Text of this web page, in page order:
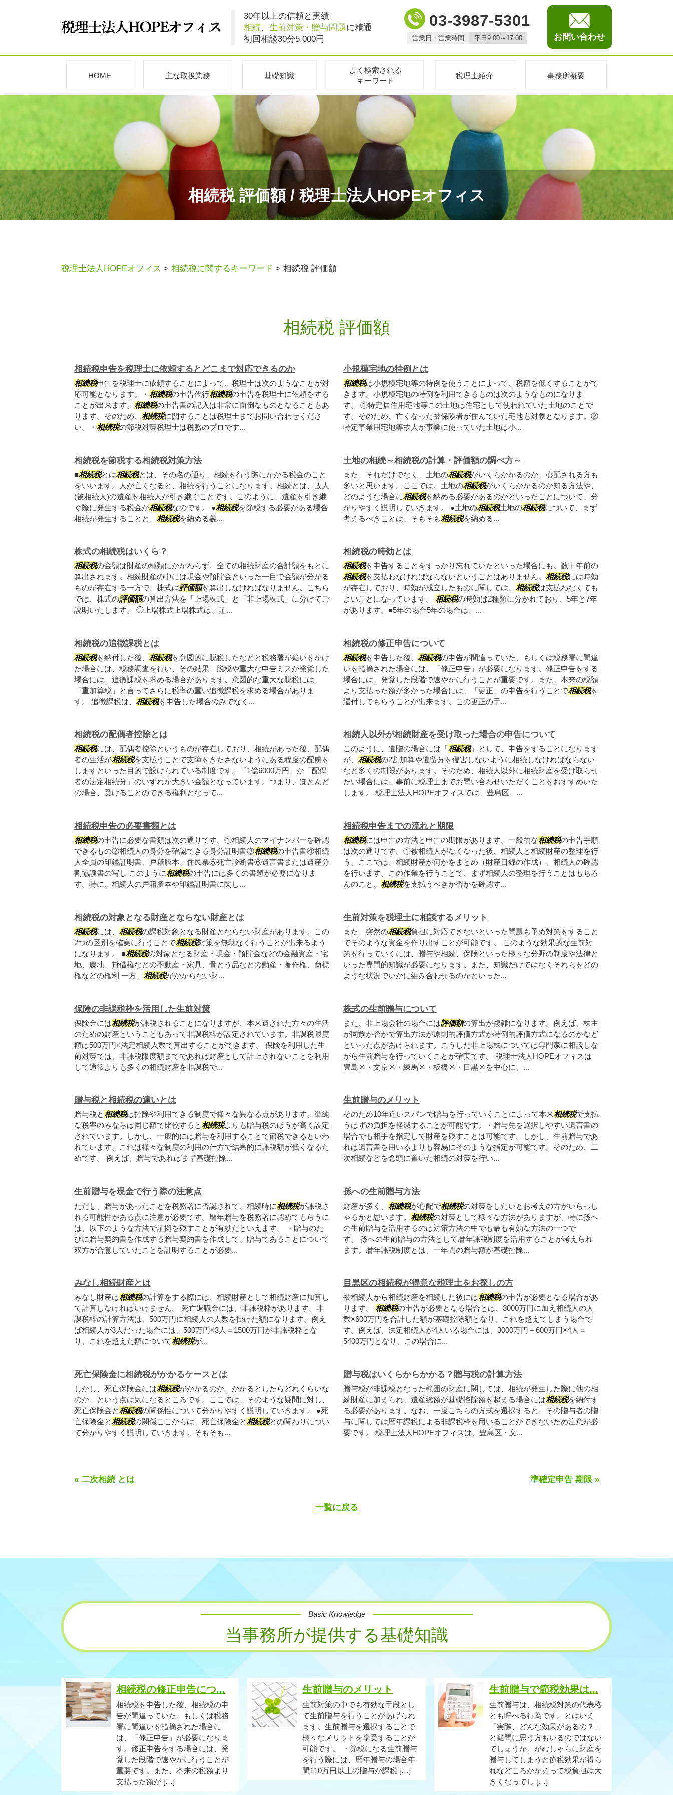
相続税 評価額 / 税理士法人HOPEオフィス
30年以上の信頼と実績
相続、 生前対策・贈与問題に精通
初回相談30分5,000円
03-3987-5301
営業日・営業時間 平日9:00～17:00 お問い合わせ
HOME 主な取扱業務 基礎知識
よく検索される
キーワード
税理士紹介 事務所概要
税理士法人HOPEオフィス > 相続税に関するキーワード > 相続税 評価額
相続税 評価額
相続税申告を税理士に依頼するとどこまで対応できるのか
相続税申告を税理士に依頼することによって、税理士は次のようなことが対
応可能となります。・ 相続税の申告代行相続税の申告を税理士に依頼をする
ことが出来ます。 相続税の申告書の記入は非常に面倒なものとなることもあ
ります。そのため、 相続税に関することは税理士までお問い合わせくださ
い。・ 相続税の節税対策税理士は税務のプロです...
小規模宅地の特例とは
相続税は小規模宅地等の特例を使うことによって、税額を低くすることがで
きます。小規模宅地の特例を利用できるものは次のようなものになりま
す。 ①特定居住用宅地等この土地は住宅として使われていた土地のことで
す。そのため、亡くなった被保険者が住んでいた宅地も対象となります。②
特定事業用宅地等故人が事業に使っていた土地は小...
相続税を節税する相続税対策方法
■相続税とは相続税とは、その名の通り、相続を行う際にかかる税金のこと
をいいます。人が亡くなると、相続を行うことになります。相続とは、故人
(被相続人)の遺産を相続人が引き継ぐことです。このように、遺産を引き継
ぐ際に発生する税金が相続税なのです。 ●相続税を節税する必要がある場合
相続が発生することと、 相続税を納める義...
土地の相続～相続税の計算・評価額の調べ方～
また、それだけでなく、土地の相続税がいくらかかるのか、心配される方も
多いと思います。ここでは、土地の相続税がいくらかかるのか知る方法や、
どのような場合に相続税を納める必要があるのかといったことについて、分
かりやすく説明していきます。 ●土地の相続税土地の相続税について、まず
考えるべきことは、そもそも相続税を納める...
株式の相続税はいくら？
相続税の金額は財産の種類にかかわらず、全ての相続財産の合計額をもとに
算出されます。相続財産の中には現金や預貯金といった一目で金額が分かる
ものが存在する一方で、株式は評価額を算出しなければなりません。こちら
では、株式の評価額の算出方法を「上場株式」と「非上場株式」に分けてご
説明いたします。 ◯上場株式上場株式は、証...
相続税の時効とは
相続税を申告することをすっかり忘れていたといった場合にも。数十年前の
相続税を支払わなければならないということはありません。 相続税には時効
が存在しており、時効が成立したものに関しては、 相続税は支払わなくても
よいことになっています。 相続税の時効は2種類に分かれており、5年と7年
があります。■5年の場合5年の場合は、...
相続税の追徴課税とは
相続税を納付した後、 相続税を意図的に脱税したなどと税務署が疑いをかけ
た場合には、税務調査を行い、その結果、脱税や重大な申告ミスが発覚した
場合には、追徴課税を求める場合があります。意図的な重大な脱税には、
「重加算税」と言ってさらに税率の重い追徴課税を求める場合がありま
す。 追徴課税は、 相続税を申告した場合のみでなく...
相続税の修正申告について
相続税を申告した後、 相続税の申告が間違っていた、もしくは税務署に間違
いを指摘された場合には、「修正申告」が必要になります。修正申告をする
場合には、発覚した段階で速やかに行うことが重要です。また、本来の税額
より支払った額が多かった場合には、「更正」の申告を行うことで相続税を
還付してもらうことが出来ます。この更正の手...
相続税の配偶者控除とは
相続税には、配偶者控除というものが存在しており、相続があった後、配偶
者の生活が相続税を支払うことで支障をきたさないようにある程度の配慮を
しますといった目的で設けられている制度です。「1億6000万円」か「配偶
者の法定相続分」のいずれか大きい金額となっています。つまり、ほとんど
の場合、受けることのできる権利となって...
相続人以外が相続財産を受け取った場合の申告について
このように、遺贈の場合には「相続税」として、申告をすることになります
が、 相続税の2割加算や遺留分を侵害しないように相続しなければならない
など多くの制限があります。そのため、相続人以外に相続財産を受け取らせ
たい場合には、事前に税理士までお問い合わせいただくことをおすすめいた
します。 税理士法人HOPEオフィスでは、豊島区、...
相続税申告の必要書類とは
相続税の申告に必要な書類は次の通りです。①相続人のマイナンバーを確認
できるもの②相続人の身分を確認できる身分証明書③相続税の申告書④相続
人全員の印鑑証明書、戸籍謄本、住民票⑤死亡診断書⑥遺言書または遺産分
割協議書の写し このように相続税の申告には多くの書類が必要になりま
す。特に、相続人の戸籍謄本や印鑑証明書に関し...
相続税申告までの流れと期限
相続税には申告の方法と申告の期限があります。一般的な相続税の申告手順
は次の通りです。①被相続人がなくなった後、相続人と相続財産の整理を行
う。ここでは、相続財産が何かをまとめ（財産目録の作成）、相続人の確認
を行います。この作業を行うことで、まず相続人の整理を行うことはもちろ
んのこと、 相続税を支払うべきか否かを確認す...
相続税の対象となる財産とならない財産とは
相続税には、 相続税の課税対象となる財産とならない財産があります。この
2つの区別を確実に行うことで相続税対策を無駄なく行うことが出来るよう
になります。 ■相続税の対象となる財産・現金・預貯金などの金融資産・宅
地、農地、貸借権などの不動産・家具、骨とう品などの動産・著作権、商標
権などの権利 一方、 相続税がかからない財...
生前対策を税理士に相談するメリット
また、突然の相続税負担に対応できないといった問題も予め対策をすること
でそのような資金を作り出すことが可能です。 このような効果的な生前対
策を行っていくには、贈与や相続、保険といった様々な分野の制度や法律と
いった専門的知識が必要になります。また、知識だけではなくそれらをどの
ような状況でいかに組み合わせるのかといった...
保険の非課税枠を活用した生前対策
保険金には相続税が課税されることになりますが、本来遺された方々の生活
のための財産ということもあって非課税枠が設定されています。非課税限度
額は500万円×法定相続人数で算出することができます。 保険を利用した生
前対策では、非課税限度額までであれば財産として計上されないことを利用
して通常よりも多くの相続財産を非課税で...
株式の生前贈与について
また、非上場会社の場合には評価額の算出が複雑になります。例えば、株主
が同族か否かで算出方法が原則的評価方式か特例的評価方式になるのかなど
といった点があげられます。こうした非上場株については専門家に相談しな
がら生前贈与を行っていくことが確実です。 税理士法人HOPEオフィスは
豊島区・文京区・練馬区・板橋区・目黒区を中心に、...
贈与税と相続税の違いとは
贈与税と相続税は控除や利用できる制度で様々な異なる点があります。単純
な税率のみならば同じ額で比較すると相続税よりも贈与税のほうが高く設定
されています。しかし、一般的には贈与を利用することで節税できるといわ
れています。これは様々な制度の利用の仕方で結果的に課税額が低くなるた
めです。 例えば、贈与であればまず基礎控除...
生前贈与のメリット
そのため10年近いスパンで贈与を行っていくことによって本来相続税で支払
うはずの負担を軽減することが可能です。・贈与先を選択しやすい遺言書の
場合でも相手を指定して財産を残すことは可能です。しかし、生前贈与であ
れば遺言書を用いるよりも容易にそのような指定が可能です。そのため、二
次相続などを念頭に置いた相続の対策を行い...
生前贈与を現金で行う際の注意点
ただし、贈与があったことを税務署に否認されて、相続時に相続税が課税さ
れる可能性がある点に注意が必要です。暦年贈与を税務署に認めてもらうに
は、以下のような方法で証拠を残すことが有効だといえます。 ・贈与のた
びに贈与契約書を作成する贈与契約書を作成して、贈与であることについて
双方が合意していたことを証明することが必要...
孫への生前贈与方法
財産が多く、 相続税が心配で相続税の対策をしたいとお考えの方がいらっし
ゃるかと思います。 相続税の対策として様々な方法がありますが、特に孫へ
の生前贈与を活用するのは対策方法の中でも最も有効な方法の一つで
す。 孫への生前贈与の方法として暦年課税制度を活用することが考えられ
ます。暦年課税制度とは、一年間の贈与額が基礎控除...
みなし相続財産とは
みなし財産は相続税の計算をする際には、相続財産として相続財産に加算し
て計算しなければいけません。 死亡退職金には、非課税枠があります。非
課税枠の計算方法は、500万円に相続人の人数を掛けた額になります。例え
ば相続人が3人だった場合には、500万円×3人＝1500万円が非課税枠とな
り、これを超えた額について相続税が...
目黒区の相続税が得意な税理士をお探しの方
被相続人から相続財産を相続した後には相続税の申告が必要となる場合があ
ります。 相続税の申告が必要となる場合とは、3000万円に加え相続人の人
数×600万円を合計した額が基礎控除額となり、これを超えてしまう場合で
す。例えば、法定相続人が4人いる場合には、3000万円＋600万円×4人＝
5400万円となり、この場合に...
死亡保険金に相続税がかかるケースとは
しかし、死亡保険金には相続税がかかるのか、かかるとしたらどれくらいな
のか、という点は気になるところです。ここでは、そのような疑問に対し、
死亡保険金と相続税の関係性について分かりやすく説明していきます。 ●死
亡保険金と相続税の関係ここからは、死亡保険金と相続税との関わりについ
て分かりやすく説明していきます。そもそも...
贈与税はいくらからかかる？贈与税の計算方法
贈与税が非課税となった範囲の財産に関しては、相続が発生した際に他の相
続財産に加えられ、遺産総額が基礎控除額を超える場合には相続税を納付す
る必要があります。なお、一度こちらの方式を選択すると、その贈与者の贈
与に関しては暦年課税による非課税枠を用いることができないため注意が必
要です。 税理士法人HOPEオフィスは、豊島区・文...
« 二次相続 とは 準確定申告 期限 »
一覧に戻る
Basic Knowledge
当事務所が提供する基礎知識
相続税の修正申告につ...
相続税を申告した後、相続税の申
告が間違っていた、もしくは税務
署に間違いを指摘された場合に
は、「修正申告」が必要になりま
す。修正申告をする場合には、発
覚した段階で速やかに行うことが
重要です。また、本来の税額より
支払った額が […]
生前贈与のメリット
生前対策の中でも有効な手段とし
て生前贈与を行うことがあげられ
ます。生前贈与を選択することで
様々なメリットを享受することが
可能です。 ・節税になる生前贈与
を行う際には、暦年贈与の場合年
間110万円以上の贈与が課税 […]
生前贈与で節税効果は...
生前贈与は、相続税対策の代表格
とも呼べる行為です。とはいえ
「実際、どんな効果があるの？」
と疑問に思う方もいるのではない
でしょうか。がむしゃらに財産を
贈与してしまうと節税効果が得ら
れなどころかかえって税負担は大
きくなってし […]